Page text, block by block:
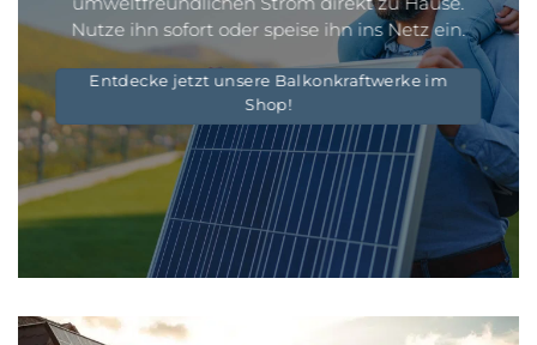
Nutze ihn sofort oder speise ihn ins Netz ein.
Entdecke jetzt unsere Balkonkraftwerke im
Shop!